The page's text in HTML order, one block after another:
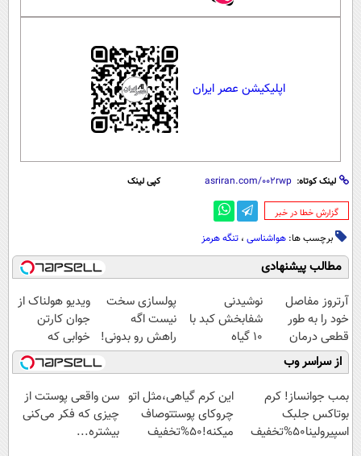
اپلیکیشن عصر ایران
لینک کوتاه: کپی لینک
‌گزارش خطا در خبر
برچسب ها: هواشناسی ، تنگه هرمز
مطالب پیشنهادی
آرتروز مفاصل
خود را به طور
قطعی درمان
کنید!
◗پرسش‌نامه◖
نوشیدنی
شفابخش کبد با
10 گیاه
موثر(تخفیف تا
امشب)
پولسازی سخت
نیست اگه
راهش رو بدونی!
" دوره رایگان "
ویدیو هولناک از
جوان کارتن
خوابی که
میلیاردر شد.
آموزش رایگان
از سراسر وب
بمب جوانساز! کرم
بوتاکس جلبک
اسپیرولینا50%تخفیف
این کرم گیاهی،مثل اتو
چروکای پوستتوصاف
میکنه!50%تخفیف
سن واقعی پوستت از
چیزی که فکر می‌کنی
بیشتره...